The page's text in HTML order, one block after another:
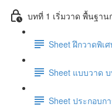
บทที่ 1 เริ่มวาด พื้นฐาน
Sheet ฝึกวาดพิเ
Sheet แบบวาด บ
Sheet ประกอบก